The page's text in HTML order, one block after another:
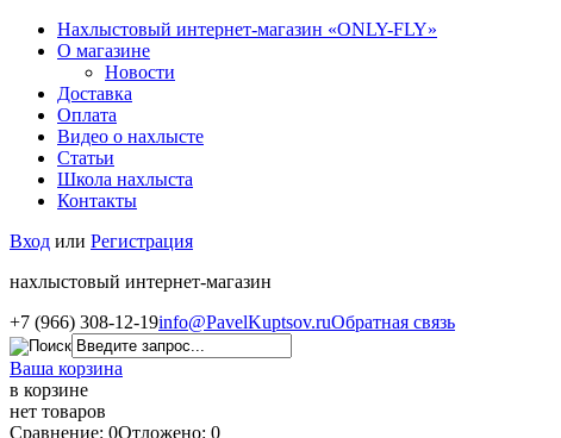
Нахлыстовый интернет-магазин «ONLY-FLY»
О магазине
Новости
Доставка
Оплата
Видео о нахлысте
Статьи
Школа нахлыста
Контакты
Вход или Регистрация
нахлыстовый интернет-магазин
+7 (966) 308-12-19info@PavelKuptsov.ruОбратная связь
Ваша корзина
в корзине
нет товаров
Сравнение: 0Отложено: 0